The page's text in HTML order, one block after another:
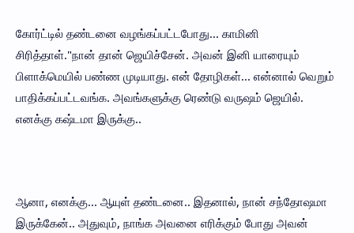
கோர்ட்டில் தண்டனை வழங்கப்பட்டபோது... காமினி
சிரித்தாள்."நான் தான் ஜெயிச்சேன். அவன் இனி யாரையும்
பிளாக்மெயில் பண்ண முடியாது. என் தோழிகள்... என்னால் வெறும்
பாதிக்கப்பட்டவங்க. அவங்களுக்கு ரெண்டு வருஷம் ஜெயில்.
எனக்கு கஷ்டமா இருக்கு..
ஆனா, எனக்கு... ஆயுள் தண்டனை.. இதனால், நான் சந்தோஷமா
இருக்கேன்.. அதுவும், நாங்க அவனை எரிக்கும் போது அவன்